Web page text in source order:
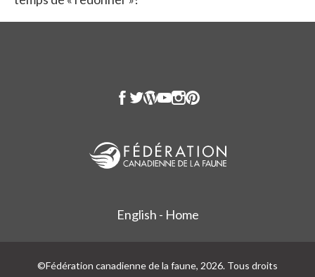
English - Home
©Fédération canadienne de la faune, 2026. Tous droits